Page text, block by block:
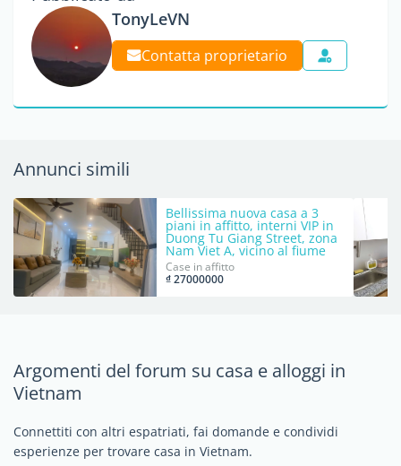
TonyLeVN
Contatta proprietario
Annunci simili
Bellissima nuova casa a 3
piani in affitto, interni VIP in
Duong Tu Giang Street, zona
Nam Viet A, vicino al fiume
Han
Case in affitto
₫ 27000000
Argomenti del forum su casa e alloggi in
Vietnam
Connettiti con altri espatriati, fai domande e condividi
esperienze per trovare casa in Vietnam.